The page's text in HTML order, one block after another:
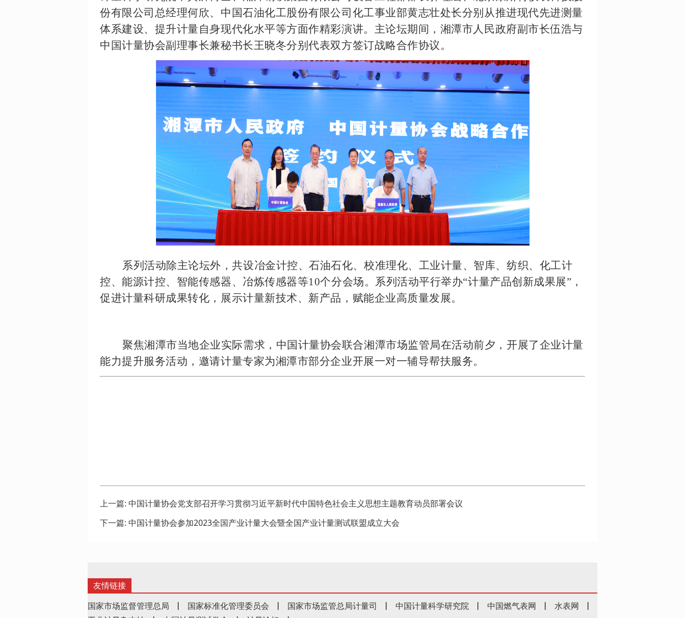
份有限公司总经理何欣、中国石油化工股份有限公司化工事业部黄志壮处长分别从推进现代先进测量
体系建设、提升计量自身现代化水平等方面作精彩演讲。主论坛期间，湘潭市人民政府副市长伍浩与
中国计量协会副理事长兼秘书长王晓冬分别代表双方签订战略合作协议。
系列活动除主论坛外，共设冶金计控、石油石化、校准理化、工业计量、智库、纺织、化工计
控、能源计控、智能传感器、冶炼传感器等10个分会场。系列活动平行举办“计量产品创新成果展”，
促进计量科研成果转化，展示计量新技术、新产品，赋能企业高质量发展。
聚焦湘潭市当地企业实际需求，中国计量协会联合湘潭市场监管局在活动前夕，开展了企业计量
能力提升服务活动，邀请计量专家为湘潭市部分企业开展一对一辅导帮扶服务。
上一篇: 中国计量协会党支部召开学习贯彻习近平新时代中国特色社会主义思想主题教育动员部署会议
下一篇: 中国计量协会参加2023全国产业计量大会暨全国产业计量测试联盟成立大会
友情链接
国家市场监督管理总局
丨 国家标准化管理委员会 丨 国家市场监管总局计量司 丨 中国计量科学研究院 丨 中国燃气表网 丨 水表网
丨